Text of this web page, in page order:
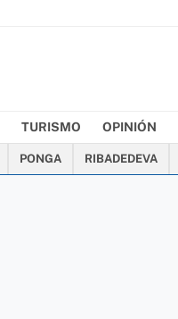
TURISMO OPINIÓN
PONGA RIBADEDEVA